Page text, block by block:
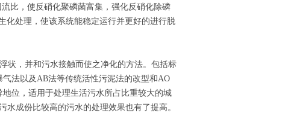
比，使反硝化聚磷菌富集，强化反硝化除磷
化处理，使该系统能稳定运行并更好的进行脱
状，并和污水接触而使之净化的方法。包括标
法以及AB法等传统活性污泥法的改型和AO
位，适用于处理生活污水所占比重较大的城
成份比较高的污水的处理效果也有了提高。